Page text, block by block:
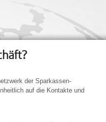
der Sparkassen-
auf die Kontakte und